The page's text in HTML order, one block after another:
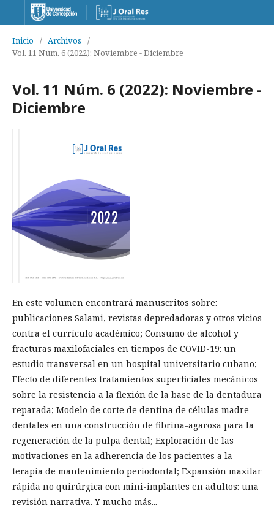
Inicio / Archivos
/
Vol. 11 Núm. 6 (2022): Noviembre - Diciembre
Vol. 11 Núm. 6 (2022): Noviembre -
Diciembre
En este volumen encontrará manuscritos sobre:
publicaciones Salami, revistas depredadoras y otros vicios
contra el currículo académico; Consumo de alcohol y
fracturas maxilofaciales en tiempos de COVID-19: un
estudio transversal en un hospital universitario cubano;
Efecto de diferentes tratamientos superficiales mecánicos
sobre la resistencia a la flexión de la base de la dentadura
reparada; Modelo de corte de dentina de células madre
dentales en una construcción de fibrina-agarosa para la
regeneración de la pulpa dental; Exploración de las
motivaciones en la adherencia de los pacientes a la
terapia de mantenimiento periodontal; Expansión maxilar
rápida no quirúrgica con mini-implantes en adultos: una
revisión narrativa. Y mucho más...